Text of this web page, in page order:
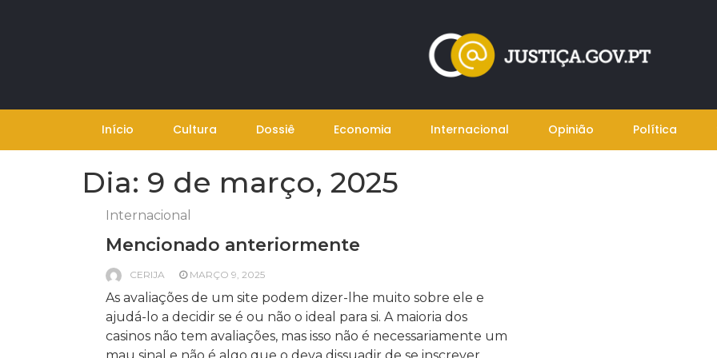
Início Cultura Dossiê Economia Internacional Opinião Política
Dia: 9 de março, 2025
Internacional
Mencionado anteriormente
CERIJA MARÇO 9, 2025
As avaliações de um site podem dizer-lhe muito sobre ele e
ajudá-lo a decidir se é ou não o ideal para si. A maioria dos
casinos não tem avaliações, mas isso não é necessariamente um